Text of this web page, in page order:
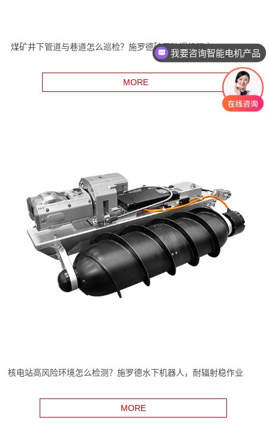
煤矿井下管道与巷道怎么巡检？施罗德矿用防爆机器人
MORE
核电站高风险环境怎么检测？施罗德水下机器人，耐辐射稳作业
MORE
我要咨询智能电机产品